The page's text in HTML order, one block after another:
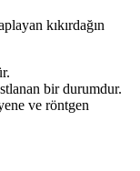
kıkırdağın
bir durumdur.
ve röntgen